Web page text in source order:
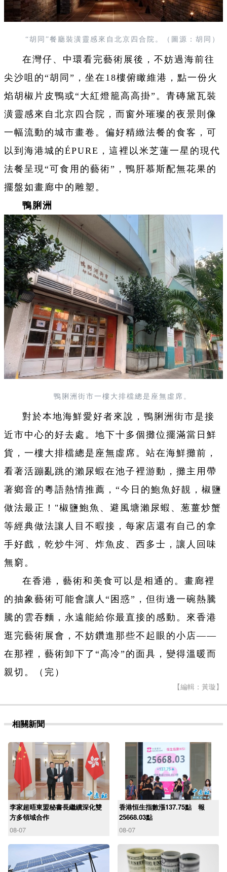
“胡同”餐廳裝潢靈感來自北京四合院。（圖源：胡同）
在灣仔、中環看完藝術展後，不妨過海前往
尖沙咀的“胡同”，坐在18樓俯瞰維港，點一份火
焰胡椒片皮鴨或“大紅燈籠高高掛”。青磚黛瓦裝
潢靈感來自北京四合院，而窗外璀璨的夜景則像
一幅流動的城市畫卷。偏好精緻法餐的食客，可
以到海港城的ÉPURE，這裡以米芝蓮一星的現代
法餐呈現“可食用的藝術”，鴨肝慕斯配無花果的
擺盤如畫廊中的雕塑。
鴨脷洲
鴨脷洲街市一樓大排檔總是座無虛席。
對於本地海鮮愛好者來說，鴨脷洲街市是接
近市中心的好去處。地下十多個攤位擺滿當日鮮
貨，一樓大排檔總是座無虛席。站在海鮮攤前，
看著活蹦亂跳的瀨尿蝦在池子裡游動，攤主用帶
著鄉音的粵語熱情推薦，“今日的鮑魚好靚，椒鹽
做法最正！"椒鹽鮑魚、避風塘瀨尿蝦、葱薑炒蟹
等經典做法讓人目不暇接，每家店還有自己的拿
手好戲，乾炒牛河、炸魚皮、西多士，讓人回味
無窮。
在香港，藝術和美食可以是相通的。畫廊裡
的抽象藝術可能會讓人“困惑”，但街邊一碗熱騰
騰的雲吞麵，永遠能給你最直接的感動。來香港
逛完藝術展會，不妨鑽進那些不起眼的小店——
在那裡，藝術卸下了“高冷”的面具，變得溫暖而
親切。（完）
【編輯：黃璇】
相關新聞
李家超晤東盟秘書長繼續深化雙
方多領域合作
08-07
香港恒生指數漲137.75點 報
25668.03點
08-07